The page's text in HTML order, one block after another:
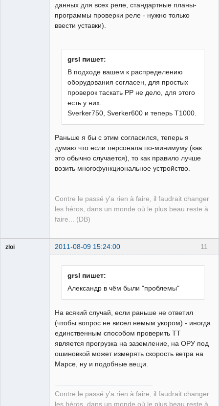
данных для всех реле, стандартные планы-
программы проверки реле - нужно только
ввести уставки).
grsl пишет:
В подходе вашем к распределению
оборудования согласен, для простых
проверок таскать РР не дело, для этого
есть у них:
Sverker750, Sverker600 и теперь Т1000.
Раньше я бы с этим согласился, теперь я
думаю что если персонала по-минимуму (как
это обычно случается), то как правило лучше
возить многофункциональное устройство.
Contre le passé y'a rien à faire, il faudrait changer
les héros, dans un monde où le plus beau reste à
faire... (DB)
11
zloi 2011-08-09 15:24:00
grsl пишет:
Александр в чём были "проблемы"
На всякий случай, если раньше не ответил
(чтобы вопрос не висел немым укором) - иногда
единственным способом проверить ТТ
является прогрузка на заземление, на ОРУ под
ошиновкой может измерять скорость ветра на
Марсе, ну и подобные вещи.
Contre le passé y'a rien à faire, il faudrait changer
les héros, dans un monde où le plus beau reste à